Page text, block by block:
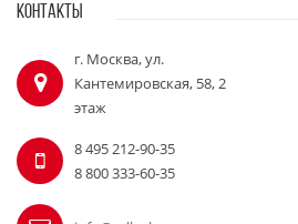
КОНТАКТЫ
г. Москва, ул.
Кантемировская, 58, 2
этаж
8 495 212-90-35
8 800 333-60-35